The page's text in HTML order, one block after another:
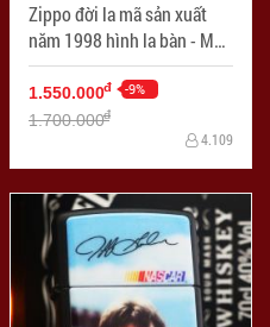
Zippo đời la mã sản xuất
năm 1998 hình la bàn - Mã
SP: ZPC2254-4
1.550.000đ -9%
1.700.000đ
4.109